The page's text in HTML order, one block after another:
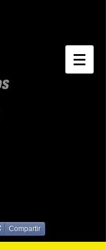
Compartir